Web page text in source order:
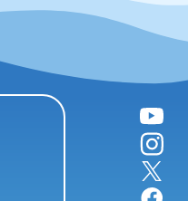
YouTube
instagram
X
facebook